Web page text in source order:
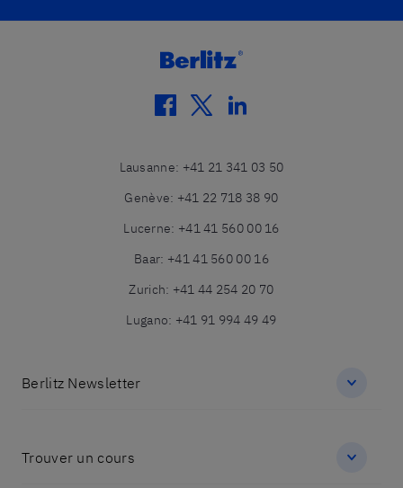
facebook
twitterlinkedin
Lausanne: +41 21 341 03 50
Genève: +41 22 718 38 90
Lucerne: +41 41 560 00 16
Baar: +41 41 560 00 16
Zurich: +41 44 254 20 70
Lugano: +41 91 994 49 49
Berlitz Newsletter
Trouver un cours